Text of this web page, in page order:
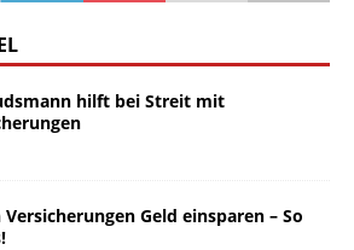
hilft bei Streit mit
Versicherungen Geld einsparen – So